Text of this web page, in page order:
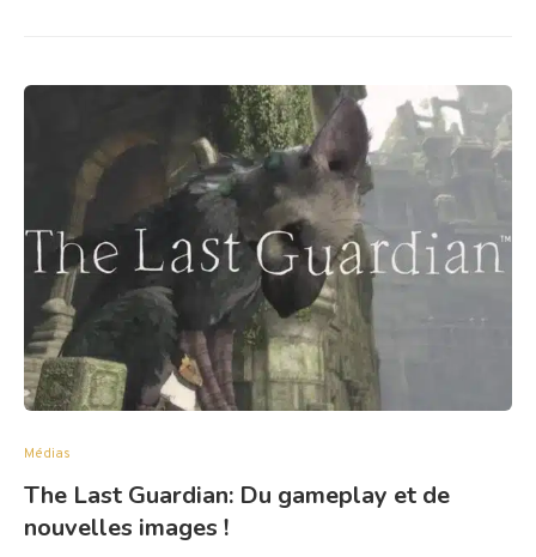
Médias
The Last Guardian: Du gameplay et de
nouvelles images !